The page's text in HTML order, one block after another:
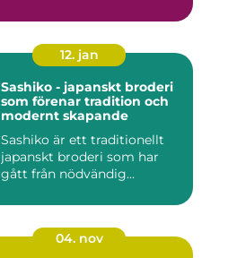
12. jan
Sashiko - japanskt broderi
som förenar tradition och
modernt skapande
Sashiko är ett traditionellt
japanskt broderi som har
gått från nödvändig...
04. nov